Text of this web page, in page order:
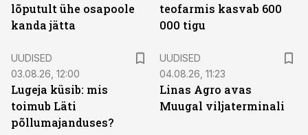
lõputult ühe osapoole
kanda jätta
teofarmis kasvab 600
000 tigu
UUDISED
03.08.26, 12:00
Lugeja küsib: mis
toimub Läti
põllumajanduses?
UUDISED
04.08.26, 11:23
Linas Agro avas
Muugal viljaterminali